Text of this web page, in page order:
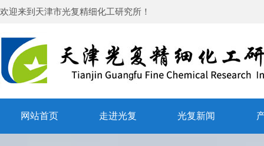
欢迎来到 天津市光复精细化工研究所 ！
网站首页 走进光复 光复新闻